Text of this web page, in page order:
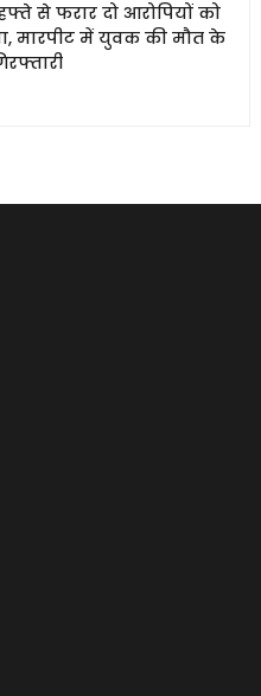
से फरार दो आरोपियों को
मारपीट में युवक की मौत के